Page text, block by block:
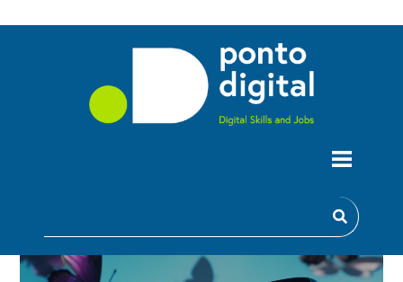
DEMODAY DO PROGRAMA IGNITE BY